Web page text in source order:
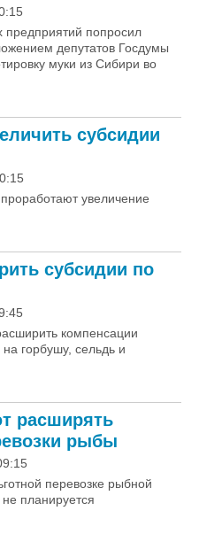
попросил
депутатов Госдумы
муки из Сибири во
субсидии
увеличение
субсидии по
компенсации
горбушу, сельдь и
расширять
рыбы
перевозке рыбной
планируется